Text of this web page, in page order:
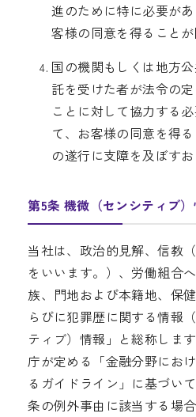
進のために特に必要が
客様の同意を得ること
国の機関もしくは地方
託を受けた者が法令の
ことに対して協力する
て、お客様の同意を得
の遂行に支障を及ぼす
第5条 機微（センシティブ
当社は、政治的見解、信教
をいいます。）、労働組合
族、門地および本籍地、保
らびに犯罪歴に関する情報
ティブ）情報」と総称しま
庁が定める「金融分野にお
るガイドライン」に基づい
条の例外事由に該当する場